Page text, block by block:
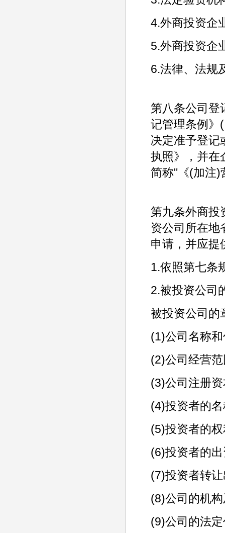
4.外商投资企
5.外商投资企
6.法律、法规
第八条公司登
记管理条例》
决定准予登记
执照》，并在
简称"《(加注)
第九条外商投
资公司所在地
申请，并应提
1.依照第七条
2.被投资公司
被投资公司的
(1)公司名称
(2)公司经营
(3)公司注册
(4)投资者的
(5)投资者的
(6)投资者的
(7)投资者转
(8)公司的机
(9)公司的法